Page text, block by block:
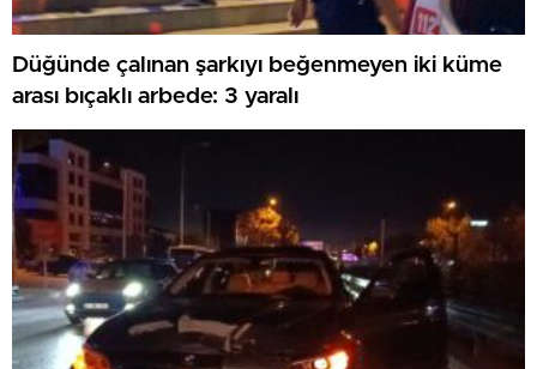
Düğünde çalınan şarkıyı beğenmeyen iki küme
arası bıçaklı arbede: 3 yaralı